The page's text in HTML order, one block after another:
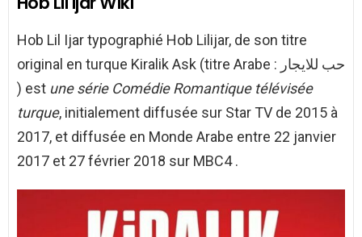
Hob Lil Ijar typographié Hob Lilijar, de son titre
original en turque Kiralik Ask (titre Arabe : حب للايجار
) est une série Comédie Romantique télévisée
turque, initialement diffusée sur Star TV de 2015 à
2017, et diffusée en Monde Arabe entre 22 janvier
2017 et 27 février 2018 sur MBC4 .